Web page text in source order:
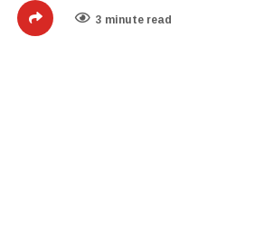
3 minute read